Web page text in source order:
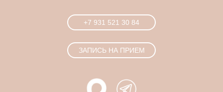
+7 931 521 30 84
ЗАПИСЬ НА ПРИЕМ